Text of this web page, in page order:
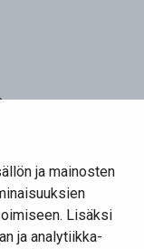
ja mainosten
Lisäksi
ja analytiikka-